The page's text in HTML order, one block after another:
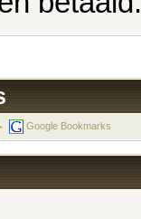
Google Bookmarks